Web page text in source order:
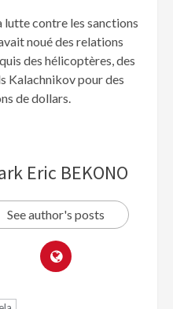
lutte contre les sanctions
noué des relations
des hélicoptères, des
Kalachnikov pour des
de dollars.
Eric BEKONO
See author's posts